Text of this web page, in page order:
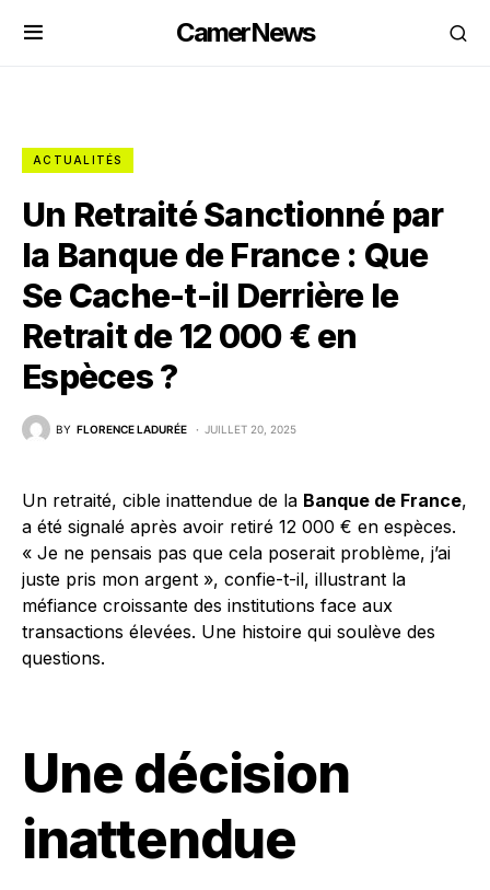
CamerNews
ACTUALITÉS
Un Retraité Sanctionné par
la Banque de France : Que
Se Cache-t-il Derrière le
Retrait de 12 000 € en
Espèces ?
BY FLORENCE LADURÉE JUILLET 20, 2025
Un retraité, cible inattendue de la Banque de France,
a été signalé après avoir retiré 12 000 € en espèces.
« Je ne pensais pas que cela poserait problème, j’ai
juste pris mon argent », confie-t-il, illustrant la
méfiance croissante des institutions face aux
transactions élevées. Une histoire qui soulève des
questions.
Une décision
inattendue